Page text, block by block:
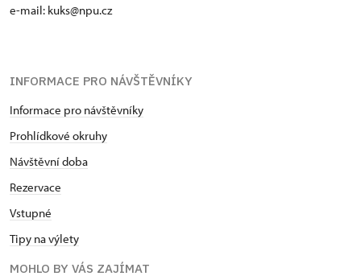
e-mail: kuks@npu.cz
INFORMACE PRO NÁVŠTĚVNÍKY
Informace pro návštěvníky
Prohlídkové okruhy
Návštěvní doba
Rezervace
Vstupné
Tipy na výlety
MOHLO BY VÁS ZAJÍMAT